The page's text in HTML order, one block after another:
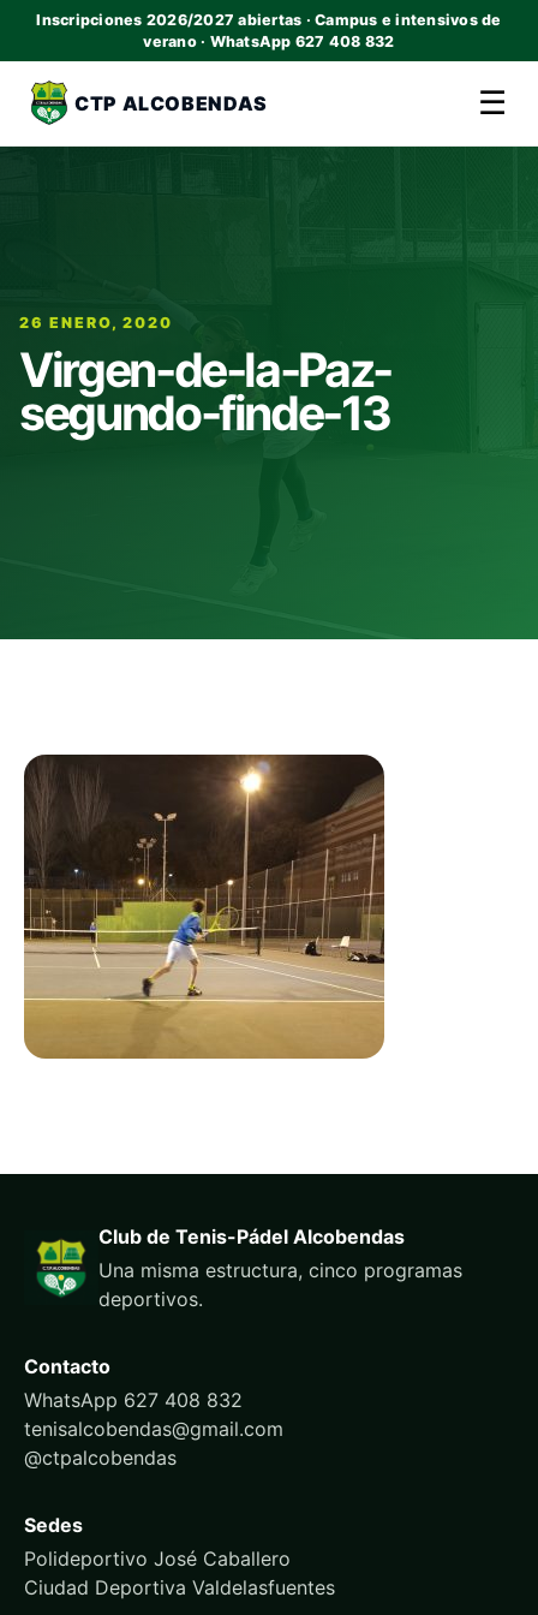
Inscripciones 2026/2027 abiertas · Campus e intensivos de
verano · WhatsApp 627 408 832
CTP ALCOBENDAS ☰
26 ENERO, 2020
Virgen-de-la-Paz-
segundo-finde-13
Club de Tenis-Pádel Alcobendas
Una misma estructura, cinco programas
deportivos.
Contacto
WhatsApp 627 408 832
tenisalcobendas@gmail.com
@ctpalcobendas
Sedes
Polideportivo José Caballero
Ciudad Deportiva Valdelasfuentes